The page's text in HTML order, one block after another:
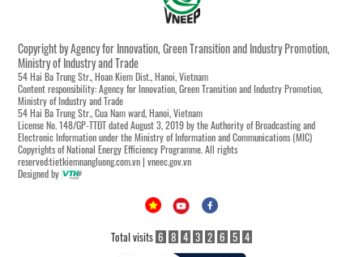
Copyright by Agency for Innovation, Green Transition and Industry Promotion,
Ministry of Industry and Trade
54 Hai Ba Trung Str., Hoan Kiem Dist., Hanoi, Vietnam
Content responsibility: Agency for Innovation, Green Transition and Industry Promotion,
Ministry of Industry and Trade
54 Hai Ba Trung Str., Cua Nam ward, Hanoi, Vietnam
License No. 148/GP-TTĐT dated August 3, 2019 by the Authority of Broadcasting and
Electronic Information under the Ministry of Information and Communications (MIC)
Copyrights of National Energy Efficiency Programme. All rights
reserved:tietkiemnangluong.com.vn | vneec.gov.vn
Designed by
Total visits 6 8 4 3 2 6 5 4